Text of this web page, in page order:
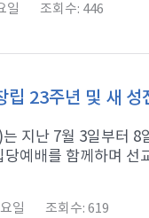
일 조회수: 446
23주년 및 새 성
지난 7월 3일부터
예배를 함께하며 선
일 조회수: 619